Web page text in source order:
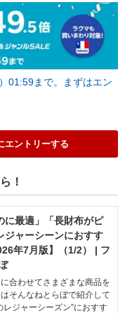
01:59まで。まずはエン
エントリーする
！
に最適」「長財布がピ
ャーシーンにおすす
年7月版】（1/2） | フ
合わせてさまざまな商品を
そんなねとらぼで紹介して
レジャーシーズン”におすす